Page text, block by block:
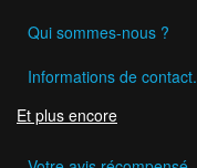
Qui sommes-nous ?
Informations de contact.
Et plus encore